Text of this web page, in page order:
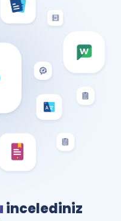
incelediniz